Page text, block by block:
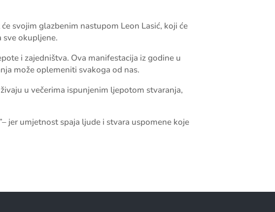
svojim glazbenim nastupom Leon Lasić, koji će
okupljene.
i zajedništva. Ova manifestacija iz godine u
može oplemeniti svakoga od nas.
u večerima ispunjenim ljepotom stvaranja,
jer umjetnost spaja ljude i stvara uspomene koje